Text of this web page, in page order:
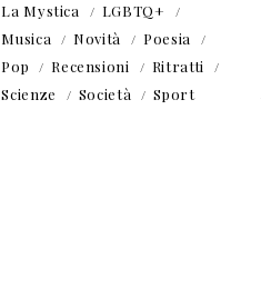
La Mystica
LGBTQ+
Musica
Novità
Poesia
Pop
Recensioni
Ritratti
Scienze
Società Sport